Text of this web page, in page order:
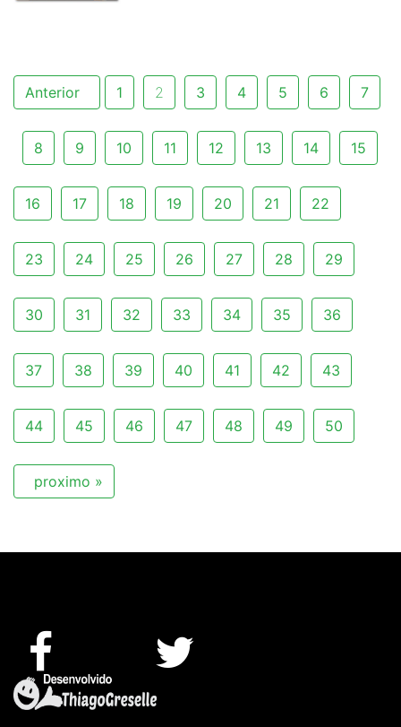
Anterior 1 2 3 4 5 6 7
8 9 10 11 12 13 14 15
16 17 18 19 20 21 22
23 24 25 26 27 28 29
30 31 32 33 34 35 36
37 38 39 40 41 42 43
44 45 46 47 48 49 50
proximo »